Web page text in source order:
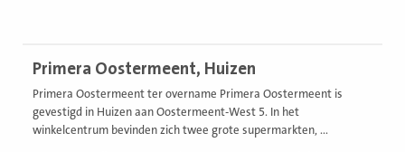
Primera Oostermeent, Huizen
Primera Oostermeent ter overname Primera Oostermeent is
gevestigd in Huizen aan Oostermeent-West 5. In het
winkelcentrum bevinden zich twee grote supermarkten, ...
vestiging